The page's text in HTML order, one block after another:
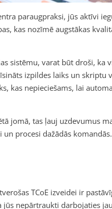
paraugpraksi, jūs aktīvi
kas nozīmē augstākas
sistēmu, varat būt droši, ka
izpildes laiks un skriptu
kas nepieciešams, lai
jomā, tas ļauj uzdevumus
procesi dažādās
TCoE izveidei ir
nepārtraukti darbojaties